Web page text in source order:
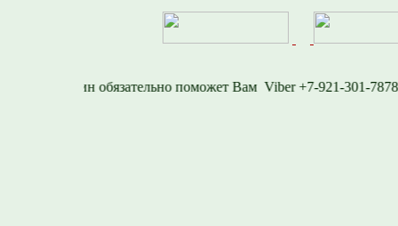
Viber +7-921-